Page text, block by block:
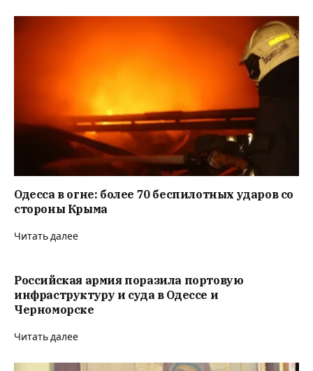
Одесса в огне: более 70 беспилотных ударов со
стороны Крыма
Читать далее
Российская армия поразила портовую
инфраструктуру и суда в Одессе и
Черноморске
Читать далее